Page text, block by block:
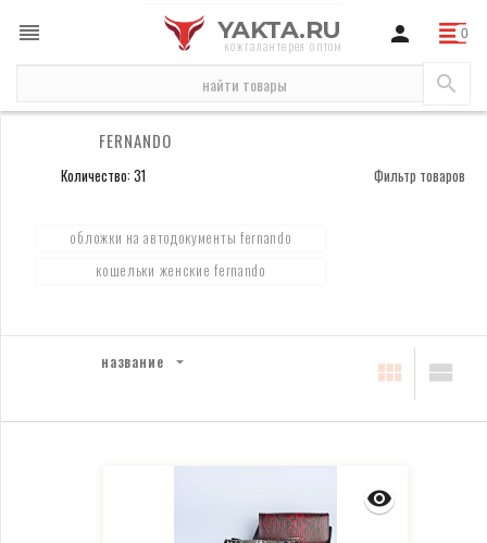
YAKTA.RU
кожгалантерея оптом
FERNANDO
Количество: 31 Фильтр товаров
обложки на автодокументы fernando
кошельки женские fernando
название